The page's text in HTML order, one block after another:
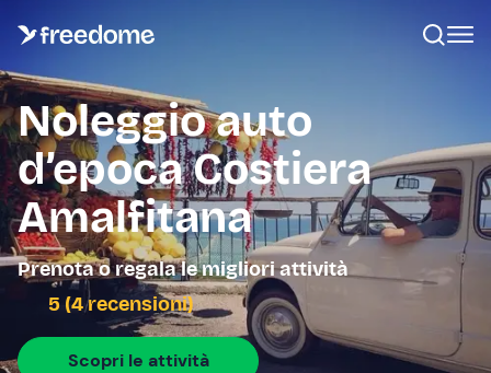
Noleggio auto
d’epoca Costiera
Amalfitana
Prenota o regala le migliori attività
5 (4 recensioni)
Scopri le attività